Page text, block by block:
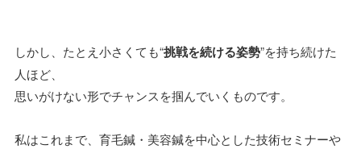
しかし、たとえ小さくても“挑戦を続ける姿勢”を持ち続けた
人ほど、
思いがけない形でチャンスを掴んでいくものです。
私はこれまで、育毛鍼・美容鍼を中心とした技術セミナーや